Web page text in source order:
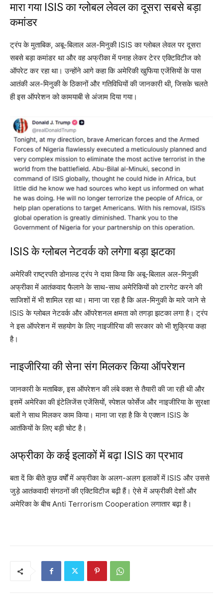
मारा गया ISIS का ग्लोबल लेवल का दूसरा सबसे बड़ा
कमांडर
ट्रंप के मुताबिक, अबू-बिलाल अल-मिनुकी ISIS का ग्लोबल लेवल पर दूसरा
सबसे बड़ा कमांडर था और वह अफ्रीका में पनाह लेकर टेरर एक्टिविटीज को
ऑपरेट कर रहा था। उन्होंने आगे कहा कि अमेरिकी खुफिया एजेंसियों के पास
आतंकी अल-मिनुकी के ठिकानों और गतिविधियों की जानकारी थी, जिसके चलते
ही इस ऑपरेशन को कामयाबी से अंजाम दिया गया।
ISIS के ग्लोबल नेटवर्क को लगेगा बड़ा झटका
अमेरिकी राष्ट्रपति डोनाल्ड ट्रंप ने दावा किया कि अबू-बिलाल अल-मिनुकी
अफ्रीका में आतंकवाद फैलाने के साथ-साथ अमेरिकियों को टारगेट करने की
साजिशों में भी शामिल रहा था। माना जा रहा है कि अल-मिनुकी के मारे जाने से
ISIS के ग्लोबल नेटवर्क और ऑपरेशनल क्षमता को तगड़ा झटका लगा है। ट्रंप
ने इस ऑपरेशन में सहयोग के लिए नाइजीरिया की सरकार को भी शुक्रिया कहा
है।
नाइजीरिया की सेना संग मिलकर किया ऑपरेशन
जानकारी के मताबिक, इस ऑपरेशन की लंबे वक्त से तैयारी की जा रही थी और
इसमें अमेरिका की इंटेलिजेंस एजेंसियों, स्पेशल फोर्सेज और नाइजीरिया के सुरक्षा
बलों ने साथ मिलकर काम किया। माना जा रहा है कि ये एक्शन ISIS के
आतंकियों के लिए बड़ी चोट है।
अफ्रीका के कई इलाकों में बढ़ा ISIS का प्रभाव
बता दें कि बीते कुछ वर्षों में अफ्रीका के अलग-अलग इलाकों में ISIS और उससे
जुड़े आतंकवादी संगठनों की एक्टिविटीज बढ़ी हैं। ऐसे में अफ्रीकी देशों और
अमेरिका के बीच Anti Terrorism Cooperation लगातार बढ़ा है।